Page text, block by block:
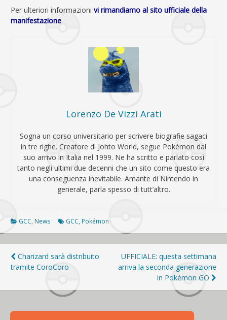
Per ulteriori informazioni vi rimandiamo al sito ufficiale della
manifestazione.
Lorenzo De Vizzi Arati
Sogna un corso universitario per scrivere biografie sagaci
in tre righe. Creatore di Johto World, segue Pokémon dal
suo arrivo in Italia nel 1999. Ne ha scritto e parlato così
tanto negli ultimi due decenni che un sito come questo era
una conseguenza inevitabile. Amante di Nintendo in
generale, parla spesso di tutt’altro.
GCC, News GCC, Pokémon
Navigazione
articoli
Charizard sarà distribuito
tramite CoroCoro
UFFICIALE: questa settimana
arriva la seconda generazione
in Pokémon GO